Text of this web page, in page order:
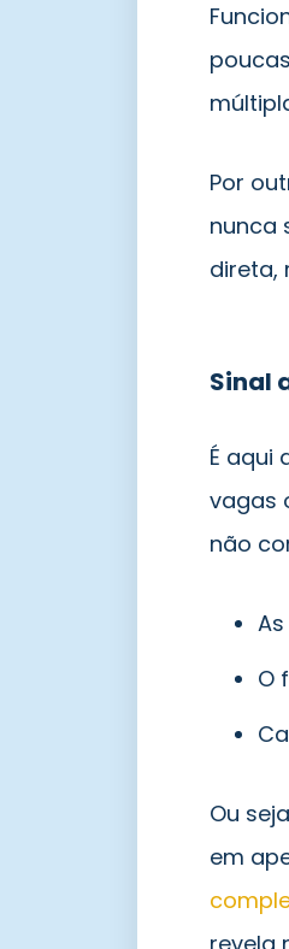
Por
nunca
direta,
Sinal
É aqui
vagas
não
O
Ou
em